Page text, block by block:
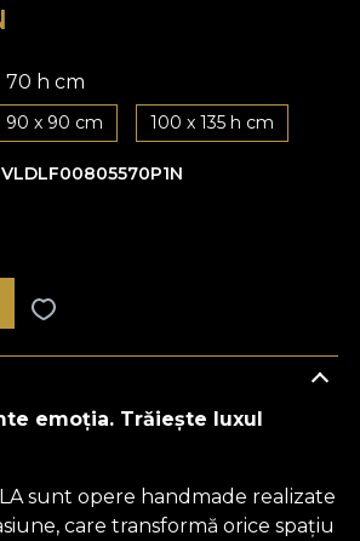
70 h cm
90 x 90 cm 100 x 135 h cm
VLDLF00805570P1N
emoția. Trăiește luxul
sunt opere handmade realizate
care transformă orice spațiu